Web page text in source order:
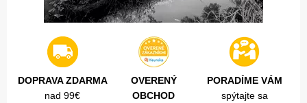
DOPRAVA ZDARMA
nad 99€
OVERENÝ
OBCHOD
PORADÍME VÁM
spýtajte sa